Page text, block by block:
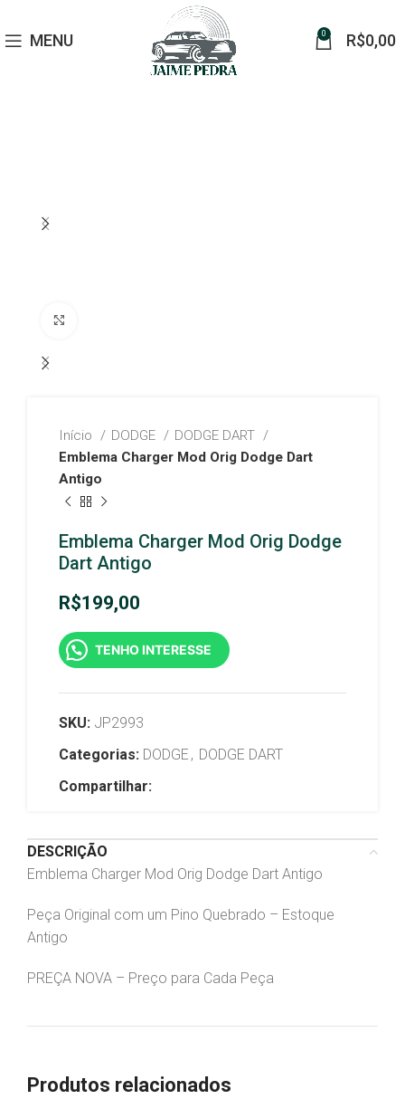
MENU 0 R$0,00
Início DODGE
DODGE DART
Emblema Charger Mod Orig Dodge Dart
Antigo
Emblema Charger Mod Orig Dodge
Dart Antigo
R$199,00
TENHO INTERESSE
SKU: JP2993
Categorias: DODGE , DODGE DART
Compartilhar:
DESCRIÇÃO
Emblema Charger Mod Orig Dodge Dart Antigo
Peça Original com um Pino Quebrado – Estoque
Antigo
PREÇA NOVA – Preço para Cada Peça
Produtos relacionados